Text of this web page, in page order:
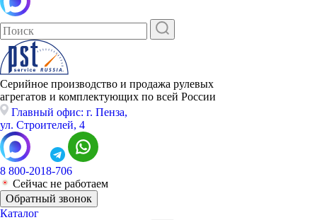
Серийное производство и продажа рулевых
агрегатов и комплектующих по всей России
Главный офис: г. Пенза,
ул. Строителей, 4
8 800-2018-706
Сейчас не работаем
Обратный звонок
Каталог